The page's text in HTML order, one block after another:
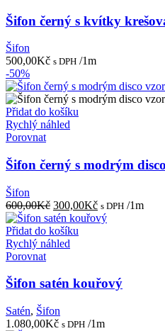
Šifon černý s kvítky
Šifon
500,00Kč s DPH /1m
-50%
Přidat do košíku
Rychlý náhled
Porovnat
Šifon černý s modrým
Šifon
600,00Kč Původní
cena
byla:
600,00Kč.
300,00KčAktuální
cena
s DPH /1m
Přidat do košíku
Rychlý náhled
Porovnat
Šifon satén kouřový
Satén, Šifon
1.080,00Kč s DPH /1m